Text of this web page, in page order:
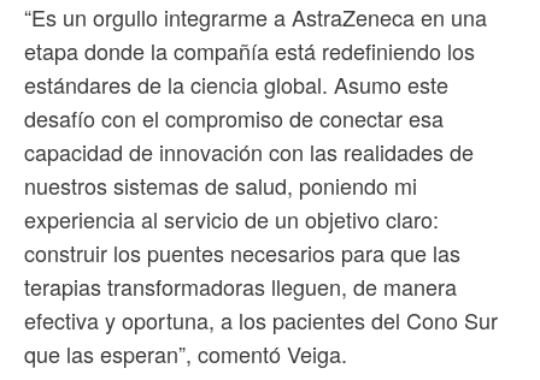
“Es un orgullo integrarme a AstraZeneca en una
etapa donde la compañía está redefiniendo los
estándares de la ciencia global. Asumo este
desafío con el compromiso de conectar esa
capacidad de innovación con las realidades de
nuestros sistemas de salud, poniendo mi
experiencia al servicio de un objetivo claro:
construir los puentes necesarios para que las
terapias transformadoras lleguen, de manera
efectiva y oportuna, a los pacientes del Cono Sur
que las esperan”, comentó Veiga.